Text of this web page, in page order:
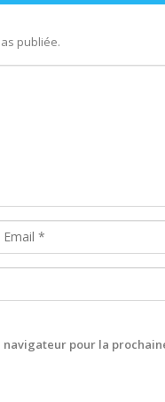
publiée.
navigateur pour la